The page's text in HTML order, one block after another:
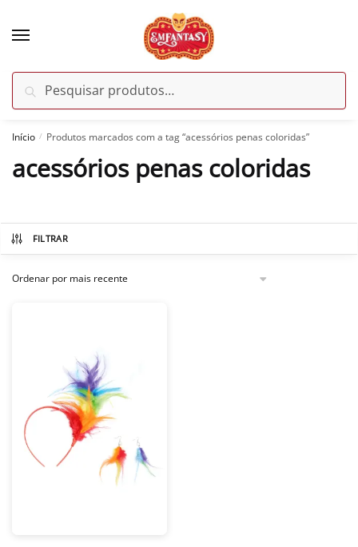
por:
Pesquisar
Início / Produtos marcados com a tag “acessórios penas coloridas”
acessórios penas coloridas
FILTRAR